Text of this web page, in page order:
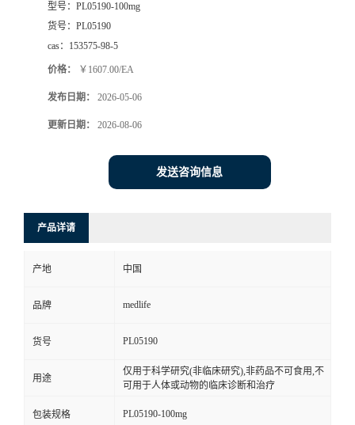
型号： PL05190-100mg
货号： PL05190
cas： 153575-98-5
价格： ￥1607.00/EA
发布日期： 2026-05-06
更新日期： 2026-08-06
发送咨询信息
产品详请
产地 中国
品牌 medlife
货号 PL05190
用途
仅用于科学研究(非临床研究),非药品不可食用,不
可用于人体或动物的临床诊断和治疗
包装规格 PL05190-100mg